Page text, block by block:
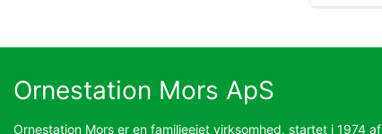
Ornestation Mors ApS
Ornestation Mors er en familieejet virksomhed, startet i 1974 af